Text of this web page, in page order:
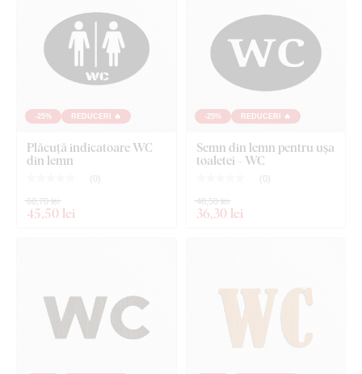
Placa respectăstandardul european de emisii E1
sigură, potrivită pentru interior (inclusiv camera copiilor).
Ce este inclus în pachet?
dizabilități
-25% REDUCERI 🔥
Plăcuță indicatoare WC
din lemn
( 0)
45,50 lei
60,70 lei
-25% REDUCERI 🔥
Semn din lemn pentru ușa
toaletei - WC
( 0)
36,30 lei
48,50 lei